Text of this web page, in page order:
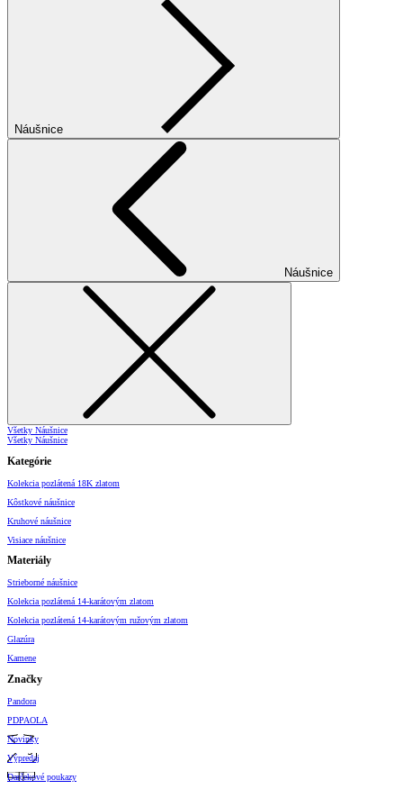
Náušnice
Náušnice
Všetky Náušnice
Všetky Náušnice
Kategórie
Kolekcia pozlátená 18K zlatom
Kôstkové náušnice
Kruhové náušnice
Visiace náušnice
Materiály
Strieborné náušnice
Kolekcia pozlátená 14-karátovým zlatom
Kolekcia pozlátená 14-karátovým ružovým zlatom
Glazúra
Kamene
Značky
Pandora
PDPAOLA
Novinky
Výpredaj
Darčekové poukazy